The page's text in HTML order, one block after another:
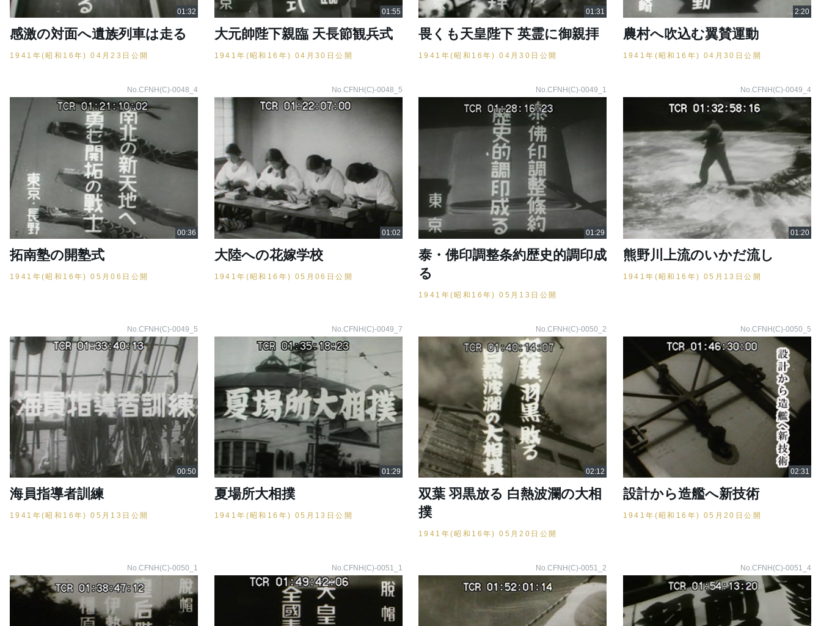
感激の対面へ遺族列車は走る
1941年(昭和16年) 04月23日公開
大元帥陛下親臨 天長節観兵式
1941年(昭和16年) 04月30日公開
畏くも天皇陛下 英霊に御親拝
1941年(昭和16年) 04月30日公開
農村へ吹込む翼賛運動
1941年(昭和16年) 04月30日公開
No.CFNH(C)-0048_4
拓南塾の開塾式
1941年(昭和16年) 05月06日公開
No.CFNH(C)-0048_5
大陸への花嫁学校
1941年(昭和16年) 05月06日公開
No.CFNH(C)-0049_1
泰・佛印調整条約歴史的調印成
る
1941年(昭和16年) 05月13日公開
No.CFNH(C)-0049_4
熊野川上流のいかだ流し
1941年(昭和16年) 05月13日公開
No.CFNH(C)-0049_5
海員指導者訓練
1941年(昭和16年) 05月13日公開
No.CFNH(C)-0049_7
夏場所大相撲
1941年(昭和16年) 05月13日公開
No.CFNH(C)-0050_2
双葉 羽黒放る 白熱波瀾の大相
撲
1941年(昭和16年) 05月20日公開
No.CFNH(C)-0050_5
設計から造艦へ新技術
1941年(昭和16年) 05月20日公開
No.CFNH(C)-0050_1 No.CFNH(C)-0051_1 No.CFNH(C)-0051_2 No.CFNH(C)-0051_4